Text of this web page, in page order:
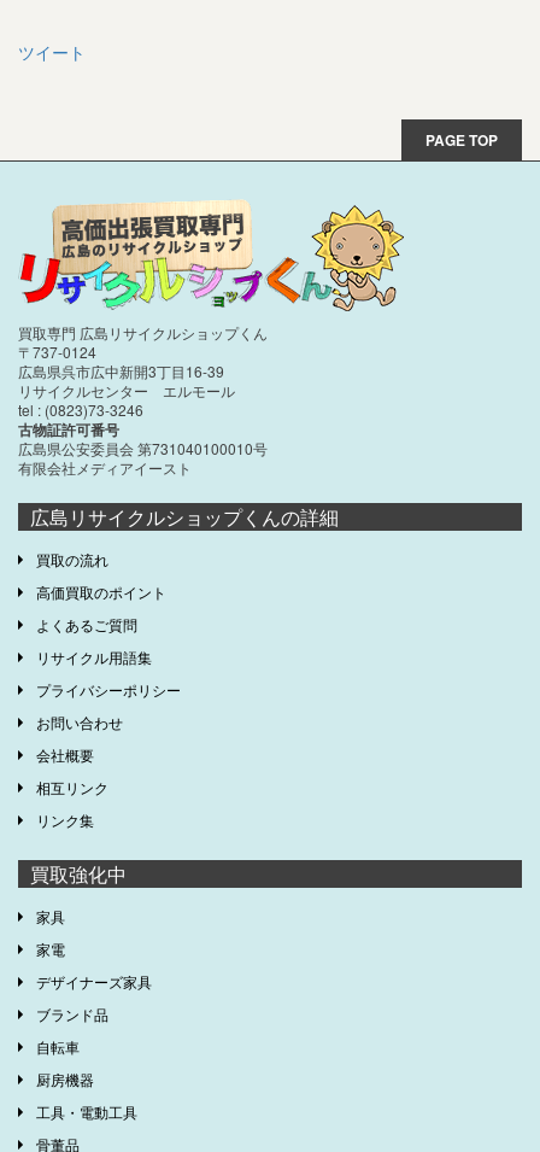
ツイート
PAGE TOP
買取専門 広島リサイクルショップくん
〒737-0124
広島県呉市広中新開3丁目16-39
リサイクルセンター エルモール
tel : (0823)73-3246
古物証許可番号
広島県公安委員会 第731040100010号
有限会社メディアイースト
広島リサイクルショップくんの詳細
買取の流れ
高価買取のポイント
よくあるご質問
リサイクル用語集
プライバシーポリシー
お問い合わせ
会社概要
相互リンク
リンク集
買取強化中
家具
家電
デザイナーズ家具
ブランド品
自転車
厨房機器
工具・電動工具
骨董品